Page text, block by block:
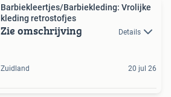
Barbiekleertjes/Barbiekleding: Vrolijke
kleding retrostofjes
Zie omschrijving Details
Zuidland 20 jul 26